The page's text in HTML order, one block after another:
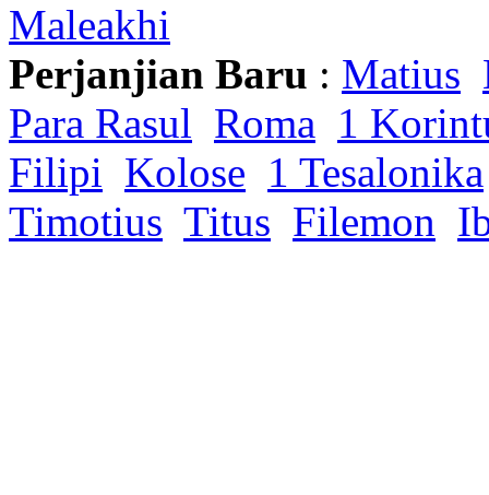
Maleakhi
Perjanjian Baru : Matius
Para Rasul Roma 1
Filipi Kolose 1 Tesalonika
Timotius Titus Filemon